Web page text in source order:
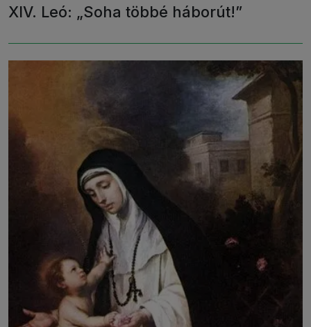
XIV. Leó: „Soha többé háborút!”